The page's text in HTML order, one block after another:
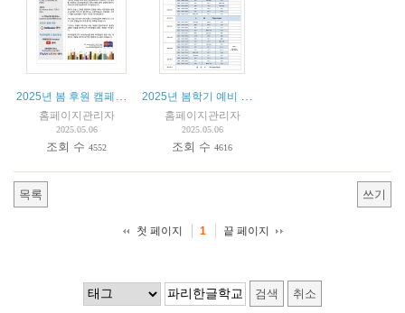
홈페이지관리자
2025.05.06
조회 수4552
홈페이지관리자
2025.05.06
조회 수4616
목록 쓰기
첫 페이지 1 끝 페이지
검색 취소